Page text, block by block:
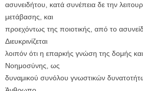
ασυνειδήτου, κατά συνέπεια δε την
μετάβασης, και
προεχόντως της ποιοτικής, από το
Διευκρινίζεται
λοιπόν ότι η επαρκής γνώση της δομής και
Νοημοσύνης, ως
δυναμικού συνόλου γνωστικών